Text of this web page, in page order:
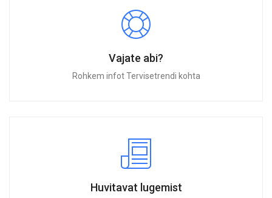
Vajate abi?
Rohkem infot Tervisetrendi kohta
Huvitavat lugemist